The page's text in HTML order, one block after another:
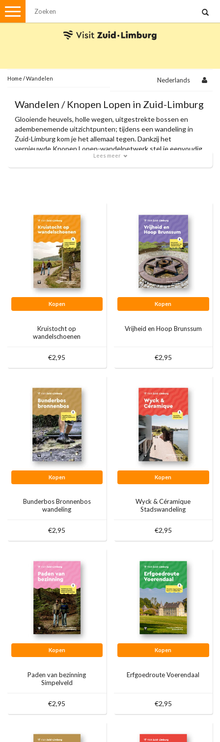
Menu
Met de auto
Visvergunningen
Brochures en kaarten
Plattegronden
Uit de streek
Ansichtkaarten
Home /Wandelen Nederlands
Wandelen / Knopen Lopen in Zuid-Limburg
Glooiende heuvels, holle wegen, uitgestrekte bossen en
adembenemende uitzichtpunten; tijdens een wandeling in
Zuid-Limburg kom je het allemaal tegen. Dankzij het
vernieuwde Knopen Lopen-wandelnetwerk stel je eenvoudig
je eigen route samen en volg je moeiteloos de knooppunten.
Met onze officiële wandelkaarten en zorgvuldig
Lees meer
Kopen
Kruistocht op
wandelschoenen
€2,95
Kopen
Vrijheid en Hoop Brunssum
€2,95
Kopen
Bunderbos Bronnenbos
wandeling
€2,95
Kopen
Wyck & Céramique
Stadswandeling
€2,95
Kopen
Paden van bezinning
Simpelveld
€2,95
Kopen
Erfgoedroute Voerendaal
€2,95